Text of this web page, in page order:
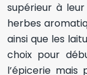
supérieur à
herbes
ainsi que les
choix pour
l’épicerie mais